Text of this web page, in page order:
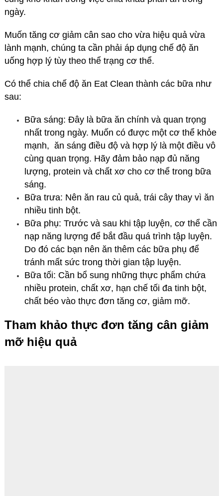
ngày.
Muốn tăng cơ giảm cân sao cho vừa hiệu quả vừa
lành mạnh, chúng ta cần phải áp dụng chế độ ăn
uống hợp lý tùy theo thể trạng cơ thể.
Có thể chia chế độ ăn Eat Clean thành các bữa như
sau:
Bữa sáng: Đây là bữa ăn chính và quan trọng
nhất trong ngày. Muốn có được một cơ thể khỏe
mạnh, ăn sáng điều độ và hợp lý là một điều vô
cùng quan trọng. Hãy đảm bảo nạp đủ năng
lượng, protein và chất xơ cho cơ thể trong bữa
sáng.
Bữa trưa: Nên ăn rau củ quả, trái cây thay vì ăn
nhiều tinh bột.
Bữa phụ: Trước và sau khi tập luyện, cơ thể cần
nạp năng lượng để bắt đầu quá trình tập luyện.
Do đó các bạn nên ăn thêm các bữa phụ để
tránh mất sức trong thời gian tập luyện.
Bữa tối: Cần bổ sung những thực phẩm chứa
nhiều protein, chất xơ, hạn chế tối đa tinh bột,
chất béo vào thực đơn tăng cơ, giảm mỡ.
Tham khảo thực đơn tăng cân giảm
mỡ hiệu quả